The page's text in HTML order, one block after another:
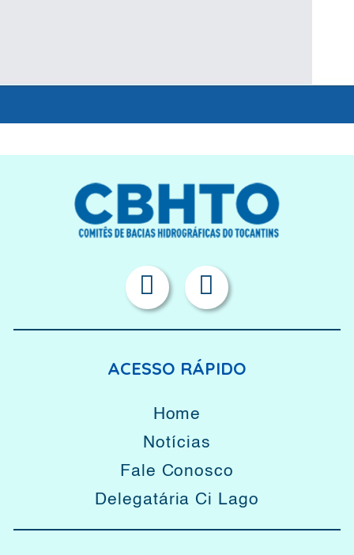
ACESSO RÁPIDO
Home
Notícias
Fale Conosco
Delegatária Ci Lago